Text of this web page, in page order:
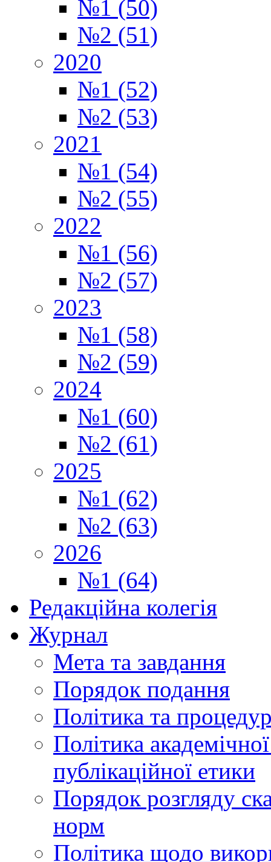
№1 (50)
№2 (51)
2020
№1 (52)
№2 (53)
2021
№1 (54)
№2 (55)
2022
№1 (56)
№2 (57)
2023
№1 (58)
№2 (59)
2024
№1 (60)
№2 (61)
2025
№1 (62)
№2 (63)
2026
№1 (64)
Редакційна колегія
Журнал
Мета та завдання
Порядок подання
Політика та
Політика
публікаційної етики
Порядок розгляду
норм
Політика щодо